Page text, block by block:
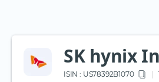
SK hynix
ISIN : US78392B1070